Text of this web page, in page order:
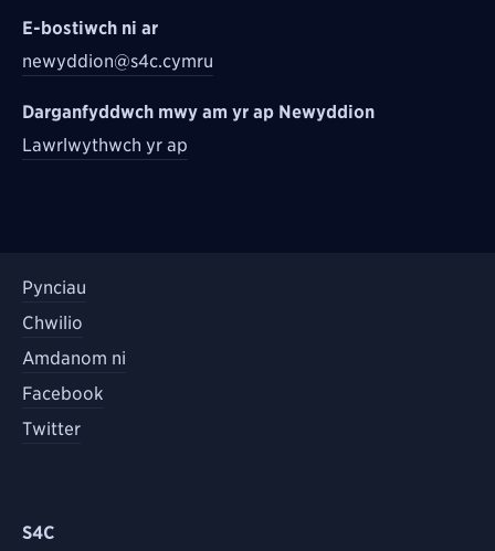
E-bostiwch ni ar
newyddion@s4c.cymru
Darganfyddwch mwy am yr ap Newyddion
Lawrlwythwch yr ap
Pynciau
Chwilio
Amdanom ni
Facebook
Twitter
S4C